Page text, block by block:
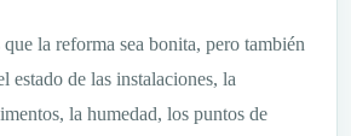
la reforma sea bonita, pero también
estado de las instalaciones, la
la humedad, los puntos de